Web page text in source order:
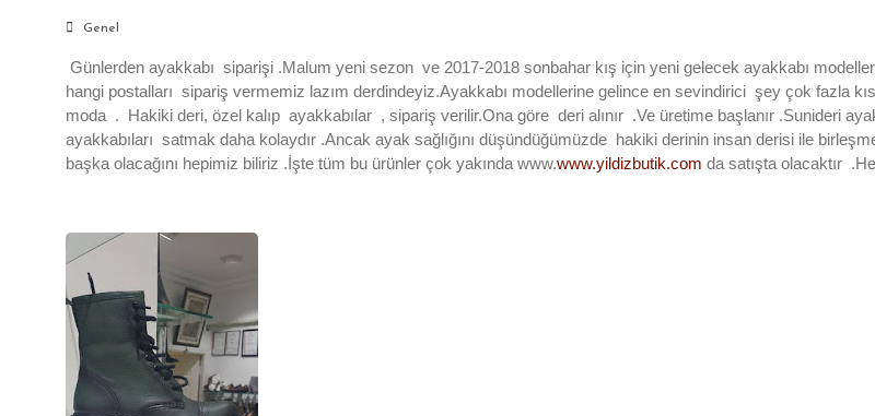
Genel
Günlerden ayakkabı siparişi .Malum yeni sezon ve 2017-2018 sonbahar kış için yeni gelecek ayakkabı
hangi postalları sipariş vermemiz lazım derdindeyiz.Ayakkabı modellerine gelince en sevindirici şey çok fazla
moda . Hakiki deri, özel kalıp ayakkabılar , sipariş verilir.Ona göre deri alınır .Ve üretime başlanır .Sunideri
ayakkabıları satmak daha kolaydır .Ancak ayak sağlığını düşündüğümüzde hakiki derinin insan derisi ile
başka olacağını hepimiz biliriz .İşte tüm bu ürünler çok yakında www.www.yildizbutik.com da satışta olacaktır